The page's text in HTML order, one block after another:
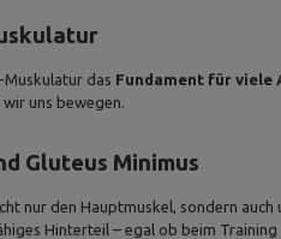
das Fundament für viele
uns bewegen.
Gluteus Minimus
nur den Hauptmuskel, sondern
Hinterteil – egal ob beim